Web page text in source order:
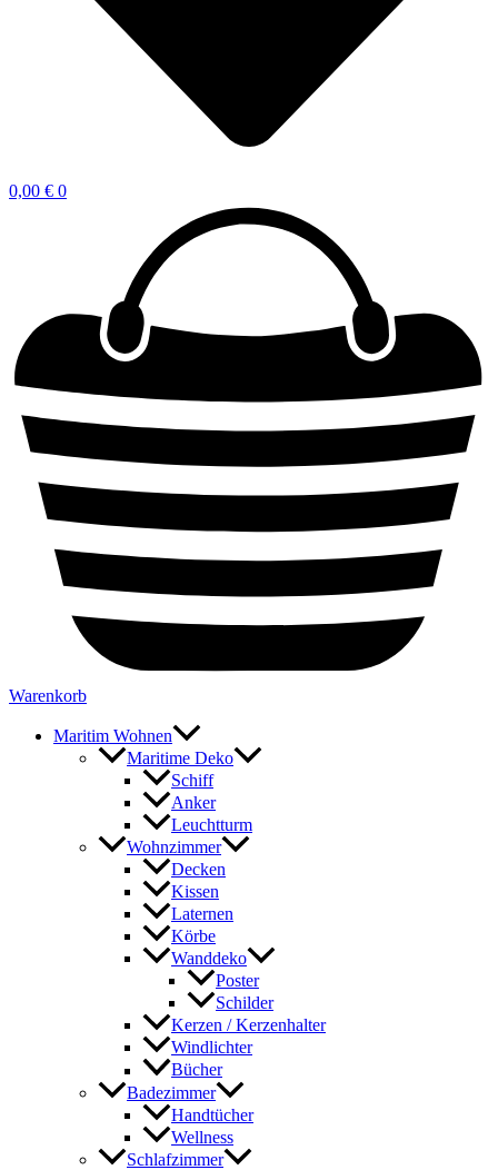
0,00 € 0
Warenkorb
Maritim Wohnen
Maritime Deko
Schiff
Anker
Leuchtturm
Wohnzimmer
Decken
Kissen
Laternen
Körbe
Wanddeko
Poster
Schilder
Kerzen / Kerzenhalter
Windlichter
Bücher
Badezimmer
Handtücher
Wellness
Schlafzimmer